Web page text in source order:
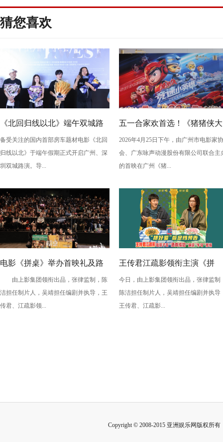
猜您喜欢
《北回归线以北》端午双城路
演，定档6月26日奔赴山海
备受关注的国内首部房车题材电影《北回
归线以北》于端午假期正式开启广州、深
圳双城路演。导...
五一合家欢首选！《猪猪侠大
电影之竞速小英雄》广州首映
欢乐狂飙
2026年4月25日下午，由广州市电影家协
会、广东咏声动漫股份有限公司联合主
的首映在广州《猪...
电影《拼桌》举办首映礼及路
演 白色情人节相约搭子稳稳幸
福
由上影集团领衔出品，张律监制，陈
洁担任制片人，吴靖担任编剧并执导，王
传君、江疏影领...
王传君江疏影领衔主演《拼
桌》定档3月14日
今日，由上影集团领衔出品，张律监制
陈洁担任制片人，吴靖担任编剧并执导
王传君、江疏影...
Copyright © 2008-2015 亚洲娱乐网版权所